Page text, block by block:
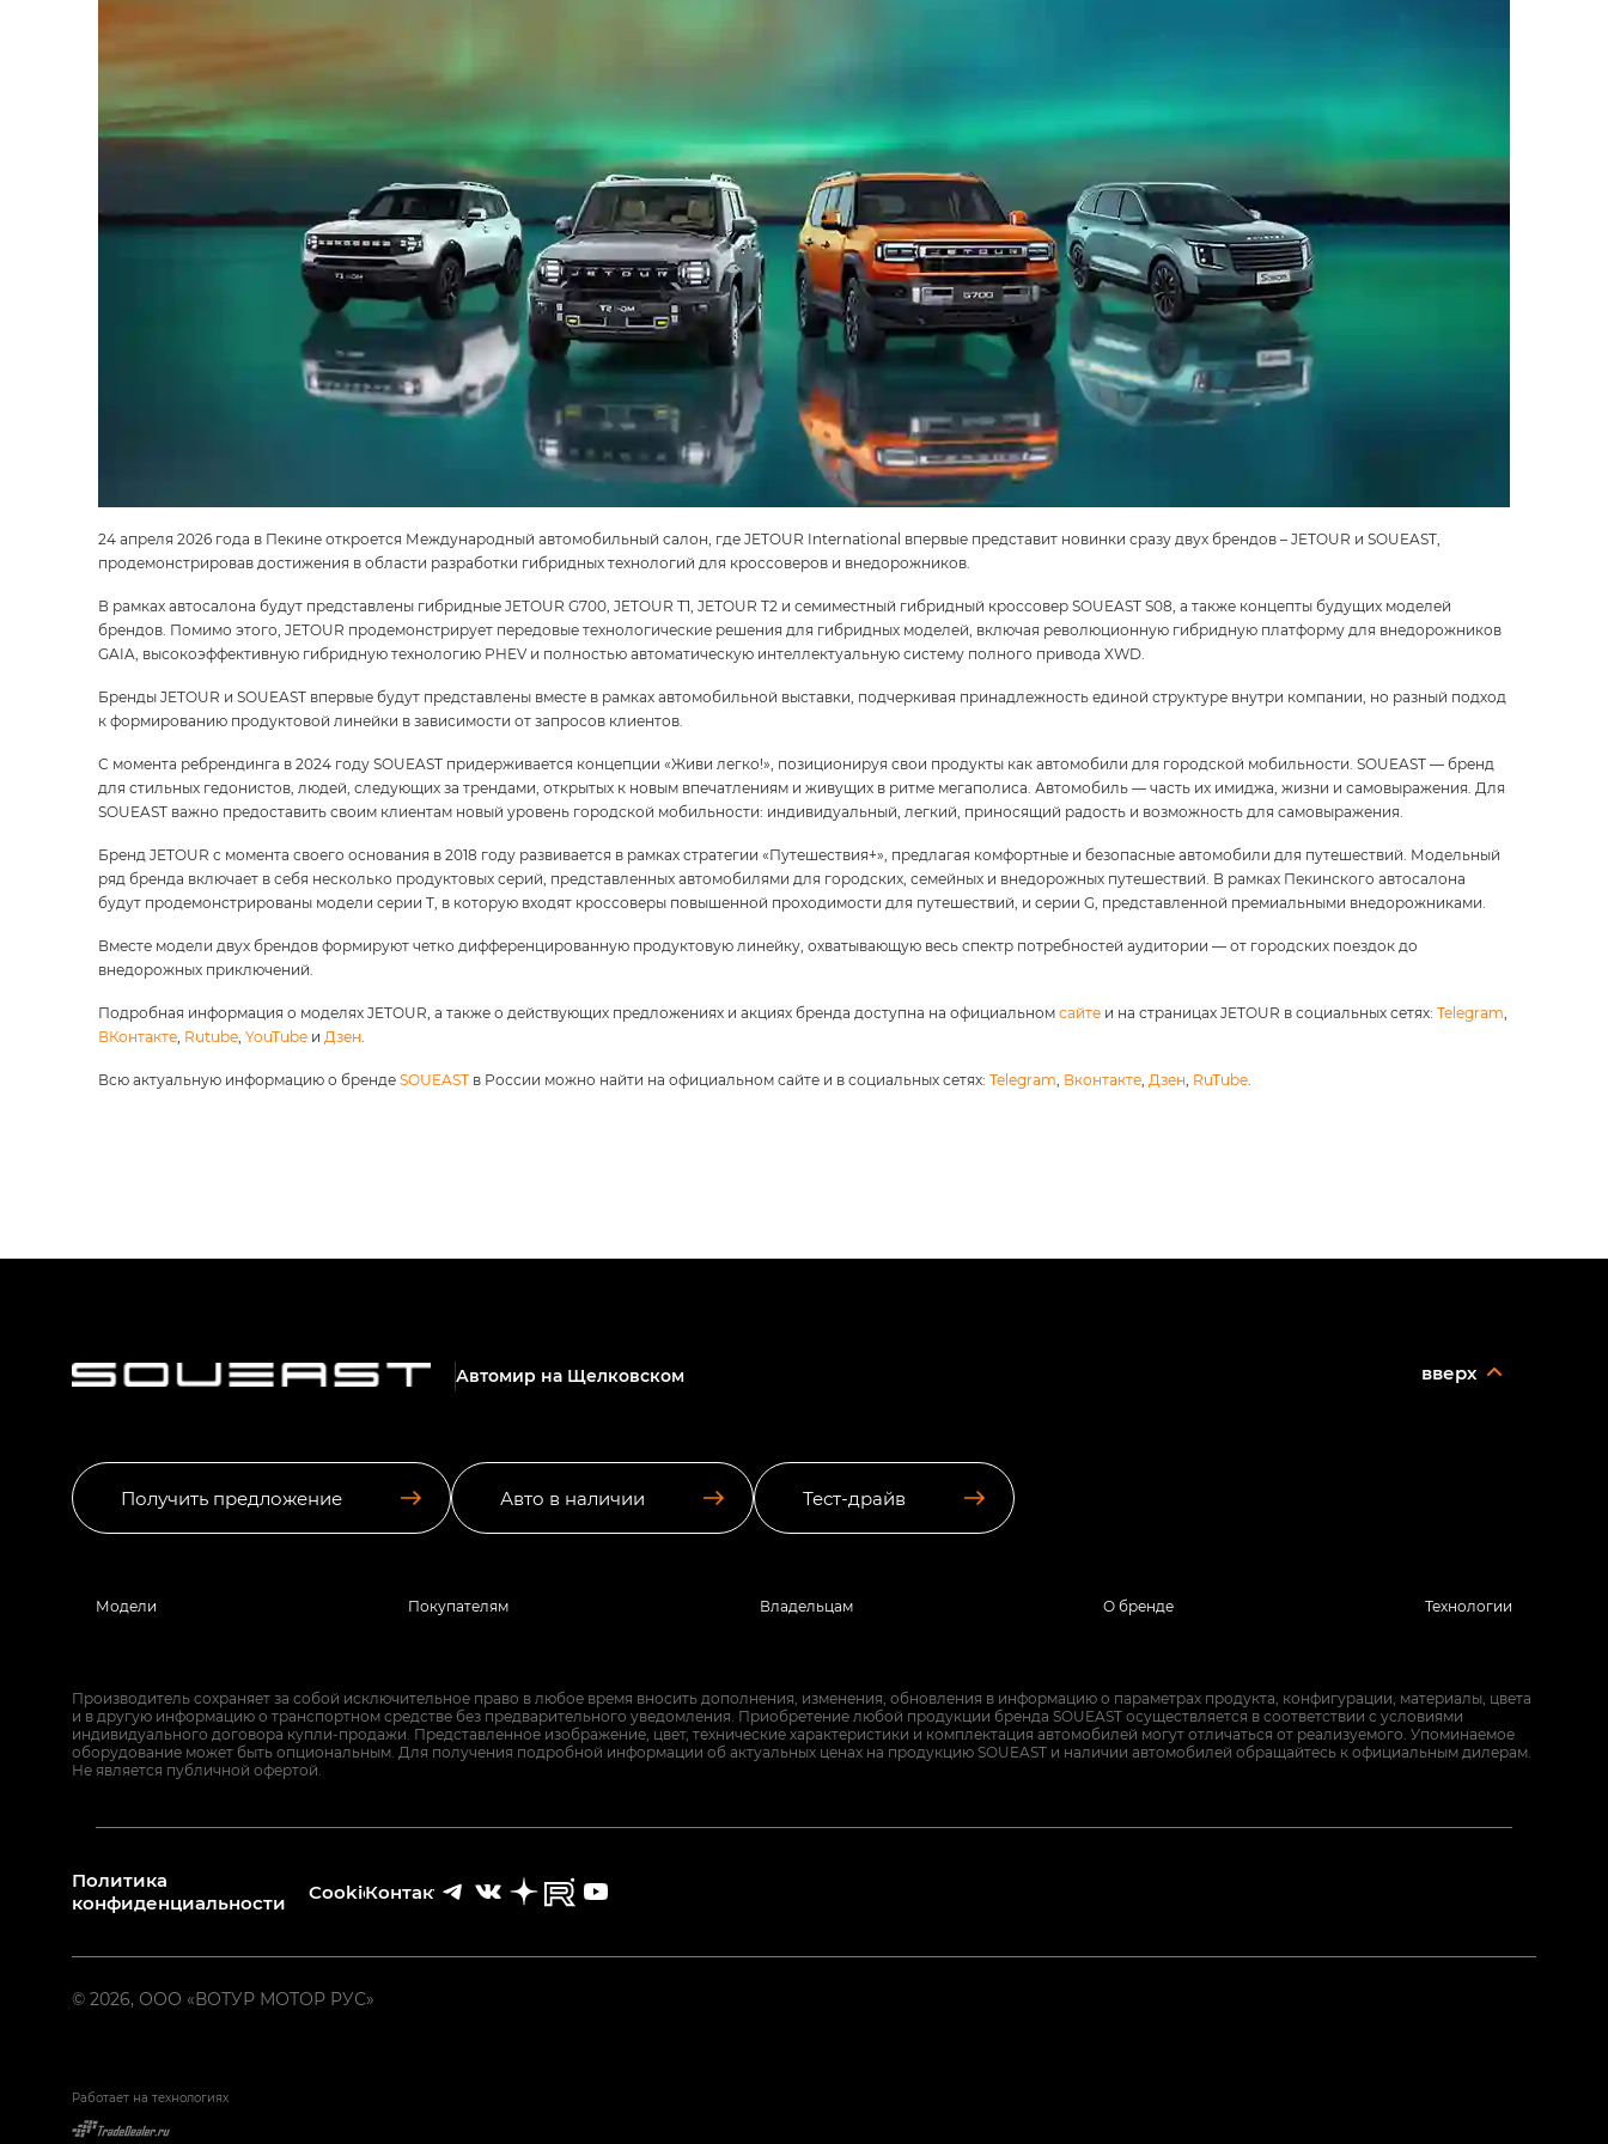
24 апреля 2026 года в Пекине откроется Международный автомобильный салон, где JETOUR International впервые представит новинки сразу двух брендов – JETOUR и SOUEAST,
продемонстрировав достижения в области разработки гибридных технологий для кроссоверов и внедорожников.
В рамках автосалона будут представлены гибридные JETOUR G700, JETOUR T1, JETOUR T2 и семиместный гибридный кроссовер SOUEAST S08, а также концепты будущих моделей
брендов. Помимо этого, JETOUR продемонстрирует передовые технологические решения для гибридных моделей, включая революционную гибридную платформу для внедорожников
GAIA, высокоэффективную гибридную технологию PHEV и полностью автоматическую интеллектуальную систему полного привода XWD.
Бренды JETOUR и SOUEAST впервые будут представлены вместе в рамках автомобильной выставки, подчеркивая принадлежность единой структуре внутри компании, но разный подход
к формированию продуктовой линейки в зависимости от запросов клиентов.
С момента ребрендинга в 2024 году SOUEAST придерживается концепции «Живи легко!», позиционируя свои продукты как автомобили для городской мобильности. SOUEAST — бренд
для стильных гедонистов, людей, следующих за трендами, открытых к новым впечатлениям и живущих в ритме мегаполиса. Автомобиль — часть их имиджа, жизни и самовыражения. Для
SOUEAST важно предоставить своим клиентам новый уровень городской мобильности: индивидуальный, легкий, приносящий радость и возможность для самовыражения.
Бренд JETOUR с момента своего основания в 2018 году развивается в рамках стратегии «Путешествия+», предлагая комфортные и безопасные автомобили для путешествий. Модельный
ряд бренда включает в себя несколько продуктовых серий, представленных автомобилями для городских, семейных и внедорожных путешествий. В рамках Пекинского автосалона
будут продемонстрированы модели серии T, в которую входят кроссоверы повышенной проходимости для путешествий, и серии G, представленной премиальными внедорожниками.
Вместе модели двух брендов формируют четко дифференцированную продуктовую линейку, охватывающую весь спектр потребностей аудитории — от городских поездок до
внедорожных приключений.
Подробная информация о моделях JETOUR, а также о действующих предложениях и акциях бренда доступна на официальномсайте и на страницах JETOUR в социальных сетях: Telegram
ВКонтакте Rutube YouTube и Дзен
Всю актуальную информацию о брендеSOUEAST в России можно найти на официальном сайте и в социальных сетях: Telegram Вконтакте Дзен RuTube
Получить предложение Авто в наличии Тест-драйв
вверх
Автомир на Щелковском
Модели Покупателям Владельцам О бренде Технологии
Производитель сохраняет за собой исключительное право в любое время вносить дополнения, изменения, обновления в информацию о параметрах продукта, конфигурации, материалы, цвета
и в другую информацию о транспортном средстве без предварительного уведомления. Приобретение любой продукции бренда SOUEAST осуществляется в соответствии с условиями
индивидуального договора купли-продажи. Представленное изображение, цвет, технические характеристики и комплектация автомобилей могут отличаться от реализуемого. Упоминаемое
оборудование может быть опциональным. Для получения подробной информации об актуальных ценах на продукцию SOUEAST и наличии автомобилей обращайтесь к официальным дилерам.
Не является публичной офертой.
© 2026, ООО «ВОТУР МОТОР РУС»
Политика
конфиденциальности
CookiesКонтакты
Работает на технологиях